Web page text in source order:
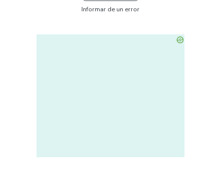
Informar de un error